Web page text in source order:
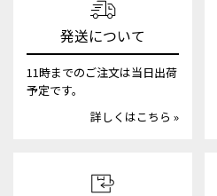
発送について
11時までのご注文は当日出荷
予定です。
詳しくはこちら »